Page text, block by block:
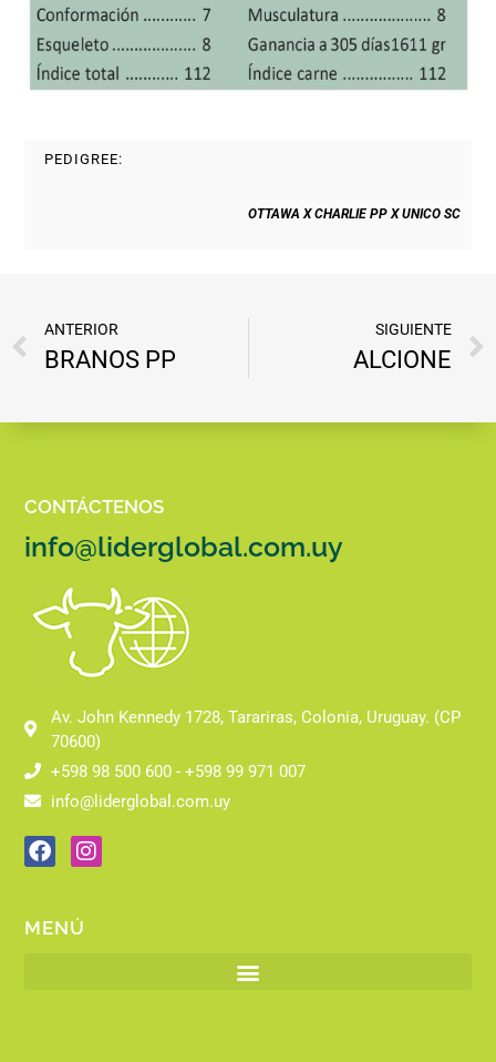
PEDIGREE:
OTTAWA XCHARLIE PP X UNICO SC
ANTERIOR
BRANOS PP
SIGUIENTE
ALCIONE
CONTÁCTENOS
info@liderglobal.com.uy
Av. John Kennedy 1728, Tarariras, Colonia, Uruguay. (CP
70600)
+598 98 500 600 - +598 99 971 007
info@liderglobal.com.uy
MENÚ